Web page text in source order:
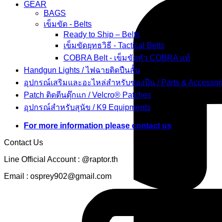
GEAR
BAGS
เข็มขัด - Belts
Ready to Ship – Belts
เข็มขัดยุทธวิธี - Tactical Belts
COBRA Belt - เข็มขัดหัว COBRA แท้
Handgun Lights / ไฟฉายติดปืนสั้น
อุปกรณ์เสริมและอะไหล่สำหรับซองปืน / Parts &
Patch ติดตีนตุ๊กแก / Velcro® Patches
อุปกรณ์สำหรับสุนัข / K9 Equipments
For more information please contact us
Contact Us
Line Official Account : @raptor.th
Email : osprey902@gmail.com